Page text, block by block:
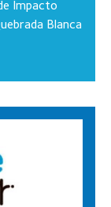
Impacto
Blanca